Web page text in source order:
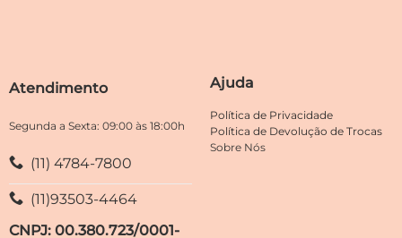
na
do
do
Atendimento
Segunda a Sexta: 09:00 às 18:00h
(11) 4784-7800
(11)93503-4464
CNPJ: 00.380.723/0001-
Ajuda
Política de Privacidade
Política de Devolução de Trocas
Sobre Nós